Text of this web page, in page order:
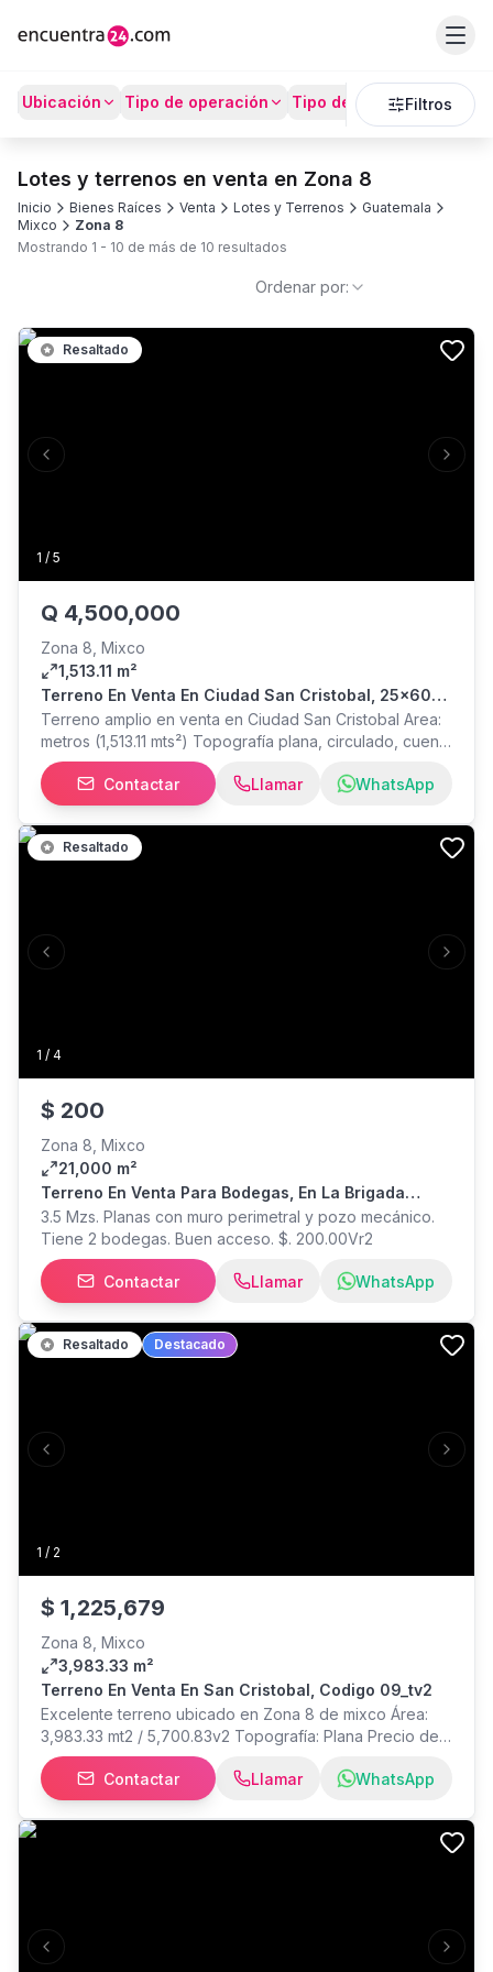
Ubicación Tipo de operación Tipo de Propiedad
Filtros
Lotes y terrenos en venta en Zona 8
Inicio Bienes Raíces Venta Lotes y Terrenos
Guatemala
Mixco
Zona 8
Mostrando 1 - 10 de más de 10 resultados
Ordenar por:
1 / 5
Previous slide Next
Resaltado
Q 4,500,000
Zona 8, Mixco
1,513.11 m²
Terreno En Venta En Ciudad San Cristobal, 25x60
Metros.
Terreno amplio en venta en Ciudad San Cristobal Area:
metros (1,513.11 mts²) Topografía plana, circulado, cuenta
con agua y energía eléctrica. Precio: Q4,500,000
Proezas Bienes Raíces
Contactar Llamar WhatsApp
1 / 4
Previous slide Next
Resaltado
$ 200
Zona 8, Mixco
21,000 m²
Terreno En Venta Para Bodegas, En La Brigada
Mixco
3.5 Mzs. Planas con muro perimetral y pozo mecánico.
Tiene 2 bodegas. Buen acceso. $. 200.00Vr2
Contactar Llamar WhatsApp
1 / 2
Previous slide Next
Resaltado Destacado
$ 1,225,679
Zona 8, Mixco
3,983.33 m²
Terreno En Venta En San Cristobal, Codigo 09_tv2
Excelente terreno ubicado en Zona 8 de mixco Área:
3,983.33 mt2 / 5,700.83v2 Topografía: Plana Precio de
Venta x Vr2 USD $ 215+ Impuestos
Contactar
Llamar WhatsApp
Previous slide Next